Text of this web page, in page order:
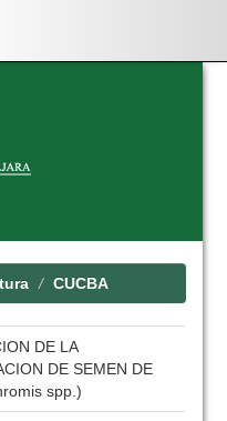
CUCBA
DE LA
DE SEMEN DE
spp.)